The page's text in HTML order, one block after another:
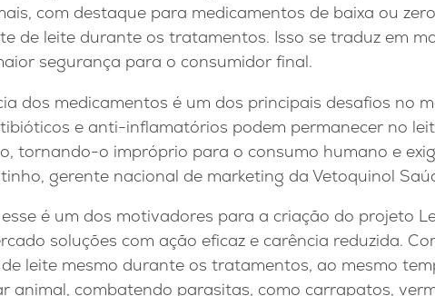
com destaque para medicamentos de baixa ou
de leite durante os tratamentos. Isso se traduz em
segurança para o consumidor final.
dos medicamentos é um dos principais desafios no
e anti-inflamatórios podem permanecer no
tornando-o impróprio para o consumo humano e
gerente nacional de marketing da Vetoquinol
é um dos motivadores para a criação do projeto
soluções com ação eficaz e carência reduzida.
leite mesmo durante os tratamentos, ao mesmo
animal, combatendo parasitas, como carrapatos,